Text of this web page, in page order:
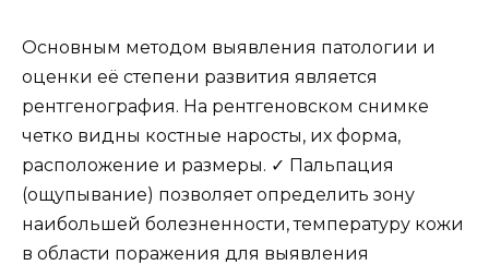
Основным методом выявления патологии и
оценки её степени развития является
рентгенография. На рентгеновском снимке
четко видны костные наросты, их форма,
расположение и размеры. ✓ Пальпация
(ощупывание) позволяет определить зону
наибольшей болезненности, температуру кожи
в области поражения для выявления